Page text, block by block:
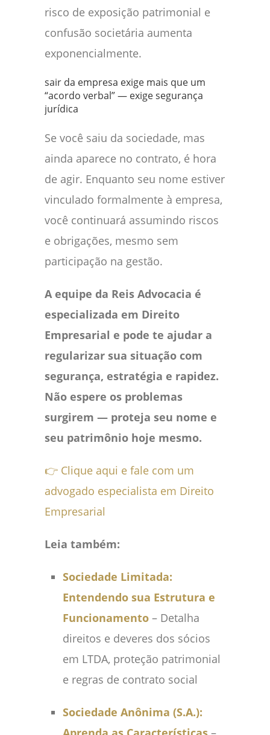
risco de exposição patrimonial e
confusão societária aumenta
exponencialmente.
sair da empresa exige mais que um
“acordo verbal” — exige segurança
jurídica
Se você saiu da sociedade, mas
ainda aparece no contrato, é hora
de agir. Enquanto seu nome estiver
vinculado formalmente à empresa,
você continuará assumindo riscos
e obrigações, mesmo sem
participação na gestão.
A equipe da Reis Advocacia é
especializada em Direito
Empresarial e pode te ajudar a
regularizar sua situação com
segurança, estratégia e rapidez.
Não espere os problemas
surgirem — proteja seu nome e
seu patrimônio hoje mesmo.
👉 Clique aqui e fale com um
advogado especialista em Direito
Empresarial
Leia também:
Sociedade Limitada:
Entendendo sua Estrutura e
Funcionamento – Detalha
direitos e deveres dos sócios
em LTDA, proteção patrimonial
e regras de contrato social
Sociedade Anônima (S.A.):